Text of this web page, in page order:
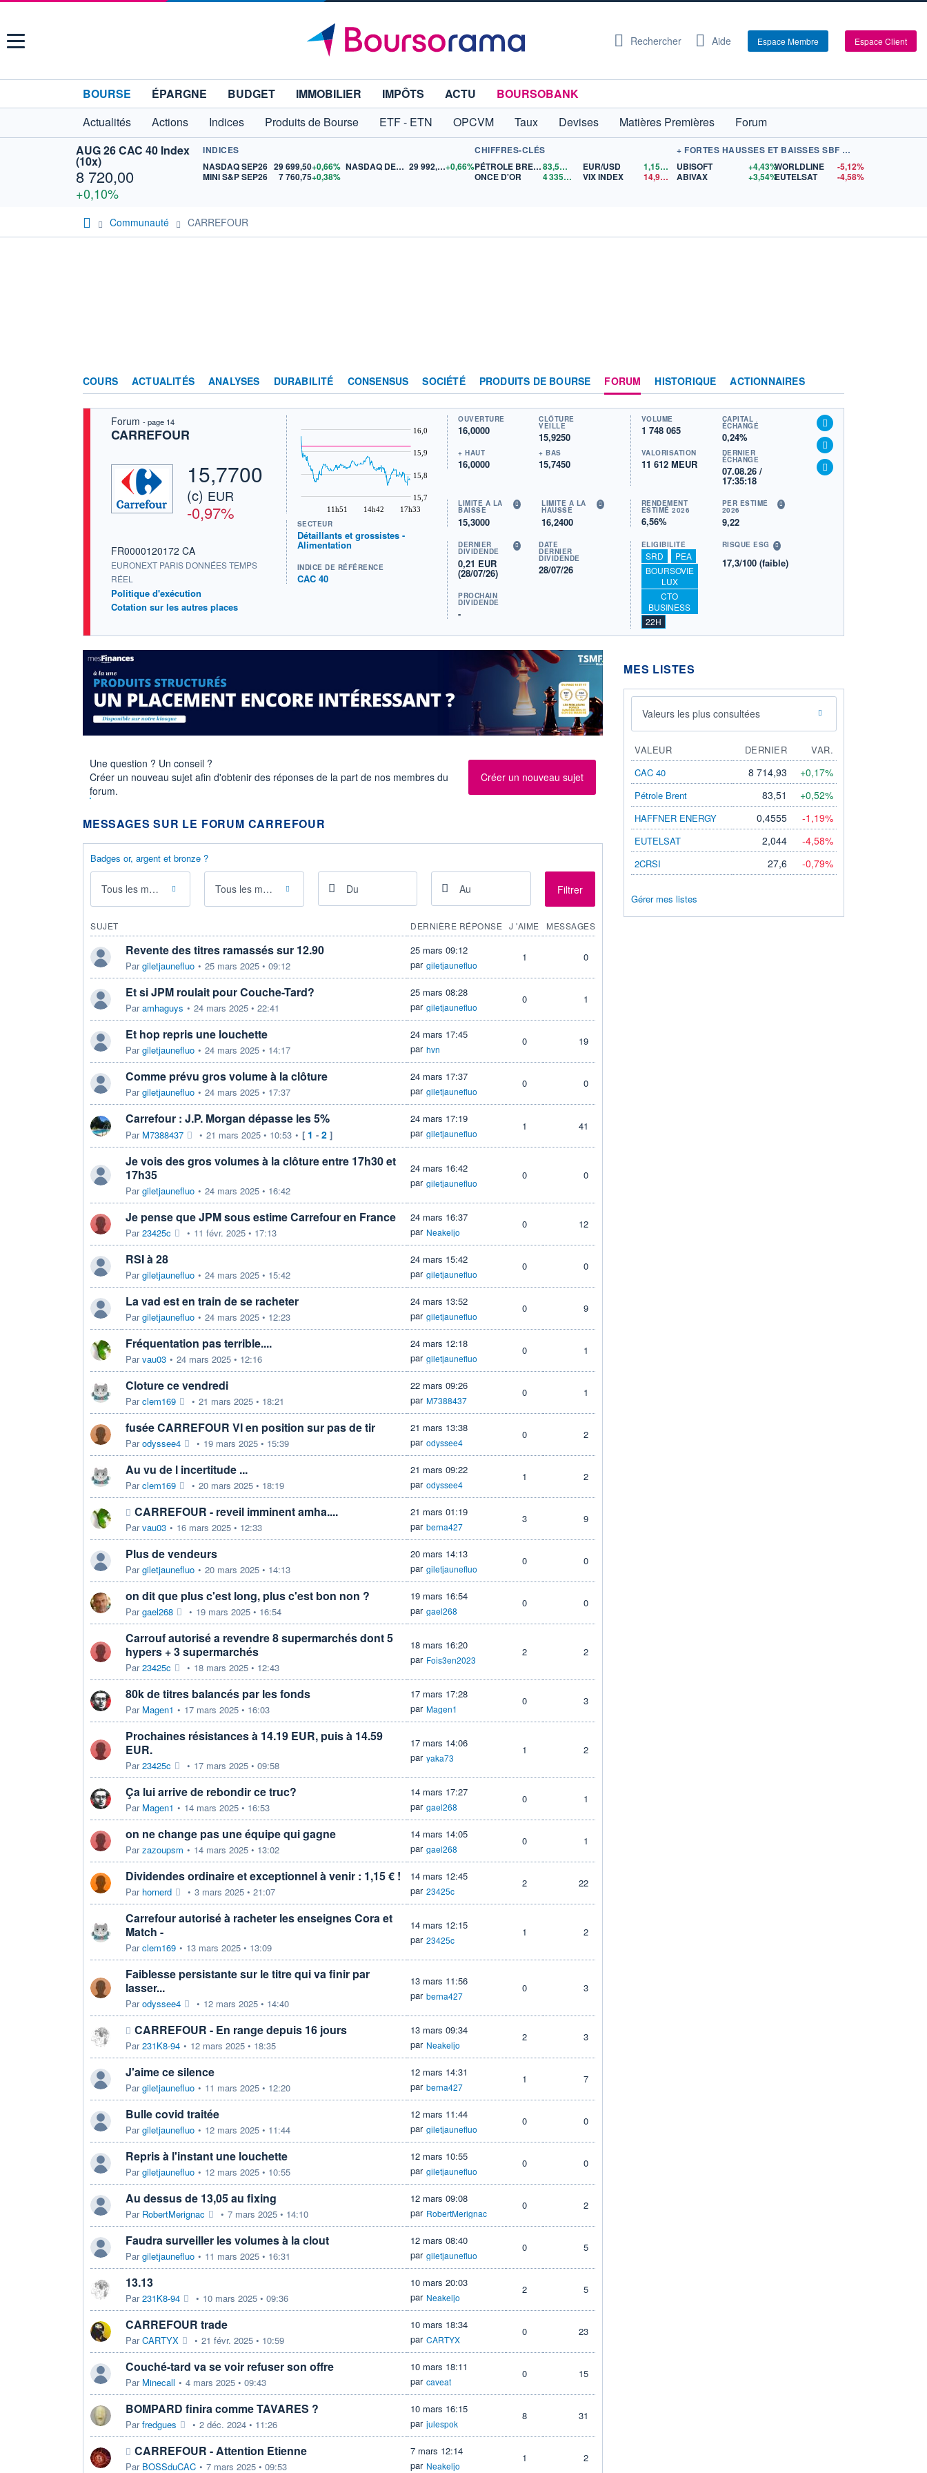
Menu Rechercher Aide Espace Membre Espace Client
BOURSE ÉPARGNE BUDGET IMMOBILIER IMPÔTS ACTU
BOURSOBANK
Actualités
Actions Indices Produits de Bourse ETF - ETN OPCVM Taux Devises Matières Premières
Forum
AUG 26 CAC 40 Index
(10x)
8 720,00
+0,10%
INDICES
NASDAQ SEP26 29 699,50+0,66%
MINI S&P SEP26
7 760,75+0,38%
NASDAQ DEC26 29 992,50+0,66%
CHIFFRES-CLÉS
PÉTROLE BRENT
83,52$US
ONCE D'OR
4 335,86 $US
EUR/USD 1,1566
$US
VIX INDEX
14,90$US
+ FORTES HAUSSES ET BAISSES SBF 120
UBISOFT
+4,43%
ABIVAX
+3,54%
WORLDLINE
-5,12%
EUTELSAT
-4,58%
Communauté CARREFOUR
COURS ACTUALITÉS ANALYSES DURABILITÉ CONSENSUS SOCIÉTÉ PRODUITS DE BOURSE FORUM HISTORIQUE ACTIONNAIRES
Forum - page 14
CARREFOUR
15,7700
(c) EUR
-0,97%
FR0000120172 CA
EURONEXT PARIS DONNÉES TEMPS
RÉEL
Politique d'exécution
Cotation sur les autres places
11h51 14h42 17h33
15,7
15,8
15,9
16,0
SECTEUR
Détaillants et grossistes -
Alimentation
INDICE DE RÉFÉRENCE
CAC 40
OUVERTURE
16,0000
CLÔTURE
VEILLE
15,9250
+ HAUT
16,0000
+ BAS
15,7450
VOLUME
1 748 065
CAPITAL
ÉCHANGÉ
0,24%
VALORISATION
11 612 MEUR
DERNIER
ÉCHANGE
07.08.26 /
17:35:18
LIMITE À LA
BAISSE
15,3000
LIMITE À LA
HAUSSE
16,2400
RENDEMENT
ESTIMÉ 2026
6,56%
PER ESTIMÉ
2026
9,22
DERNIER
DIVIDENDE
0,21 EUR
(28/07/26)
DATE
DERNIER
DIVIDENDE
28/07/26
PROCHAIN
DIVIDENDE
-
ÉLIGIBILITÉ
SRD
PEA
BOURSOVIE
LUX
CTO
BUSINESS
22H
RISQUE ESG
17,3/100 (faible)
Une question ? Un conseil ?
Créer un nouveau sujet afin d'obtenir des réponses de la part de nos membres du
forum.
Créer un nouveau sujet
MESSAGES SUR LE FORUM CARREFOUR
Badges or, argent et bronze ?
Tous les messages Tous les membres Filtrer
SUJET DERNIÈRE RÉPONSE J 'AIME MESSAGES
Revente des titres ramassés sur 12.90
Pargiletjaunefluo • 25 mars 2025 • 09:12
25 mars 09:12
par giletjaunefluo
1 0
Et si JPM roulait pour Couche-Tard?
Paramhaguys • 24 mars 2025 • 22:41
25 mars 08:28
par giletjaunefluo
0 1
Et hop repris une louchette
Pargiletjaunefluo • 24 mars 2025 • 14:17
24 mars 17:45
par hvn
0 19
Comme prévu gros volume à la clôture
Pargiletjaunefluo • 24 mars 2025 • 17:37
24 mars 17:37
par giletjaunefluo
0 0
Carrefour : J.P. Morgan dépasse les 5%
Par M7388437 • 21 mars 2025 • 10:53 • [ 1 - 2 ]
24 mars 17:19
par giletjaunefluo
1 41
Je vois des gros volumes à la clôture entre 17h30 et
17h35
Pargiletjaunefluo • 24 mars 2025 • 16:42
24 mars 16:42
par giletjaunefluo
0 0
Je pense que JPM sous estime Carrefour en France
Par23425c • 11 févr. 2025 • 17:13
24 mars 16:37
par Neakeljo
0 12
RSI à 28
Pargiletjaunefluo • 24 mars 2025 • 15:42
24 mars 15:42
par giletjaunefluo
0 0
La vad est en train de se racheter
Pargiletjaunefluo • 24 mars 2025 • 12:23
24 mars 13:52
par giletjaunefluo
0 9
Fréquentation pas terrible....
Parvau03 • 24 mars 2025 • 12:16
24 mars 12:18
par giletjaunefluo
0 1
Cloture ce vendredi
Parclem169 • 21 mars 2025 • 18:21
22 mars 09:26
par M7388437
0 1
fusée CARREFOUR VI en position sur pas de tir
Parodyssee4 • 19 mars 2025 • 15:39
21 mars 13:38
par odyssee4
0 2
Au vu de l incertitude ...
Parclem169 • 20 mars 2025 • 18:19
21 mars 09:22
par odyssee4
1 2
CARREFOUR - reveil imminent amha....
Parvau03 • 16 mars 2025 • 12:33
21 mars 01:19
par berna427
3 9
Plus de vendeurs
Pargiletjaunefluo • 20 mars 2025 • 14:13
20 mars 14:13
par giletjaunefluo
0 0
on dit que plus c'est long, plus c'est bon non ?
Pargael268 • 19 mars 2025 • 16:54
19 mars 16:54
par gael268
0 0
Carrouf autorisé a revendre 8 supermarchés dont 5
hypers + 3 supermarchés
Par23425c • 18 mars 2025 • 12:43
18 mars 16:20
par Fois3en2023
2 2
80k de titres balancés par les fonds
Par Magen1 • 17 mars 2025 • 16:03
17 mars 17:28
par Magen1
0 3
Prochaines résistances à 14.19 EUR, puis à 14.59
EUR.
Par23425c • 17 mars 2025 • 09:58
17 mars 14:06
par yaka73
1 2
Ça lui arrive de rebondir ce truc?
Par Magen1 • 14 mars 2025 • 16:53
14 mars 17:27
par gael268
0 1
on ne change pas une équipe qui gagne
Parzazoupsm • 14 mars 2025 • 13:02
14 mars 14:05
par gael268
0 1
Dividendes ordinaire et exceptionnel à venir : 1,15 € !
Par hornerd • 3 mars 2025 • 21:07
14 mars 12:45
par 23425c
2 22
Carrefour autorisé à racheter les enseignes Cora et
Match -
Parclem169 • 13 mars 2025 • 13:09
14 mars 12:15
par 23425c
1 2
Faiblesse persistante sur le titre qui va finir par
lasser...
Parodyssee4 • 12 mars 2025 • 14:40
13 mars 11:56
par berna427
0 3
CARREFOUR - En range depuis 16 jours
Par231K8-94 • 12 mars 2025 • 18:35
13 mars 09:34
par Neakeljo
2 3
J'aime ce silence
Pargiletjaunefluo • 11 mars 2025 • 12:20
12 mars 14:31
par berna427
1 7
Bulle covid traitée
Pargiletjaunefluo • 12 mars 2025 • 11:44
12 mars 11:44
par giletjaunefluo
0 0
Repris à l'instant une louchette
Pargiletjaunefluo • 12 mars 2025 • 10:55
12 mars 10:55
par giletjaunefluo
0 0
Au dessus de 13,05 au fixing
Par RobertMerignac • 7 mars 2025 • 14:10
12 mars 09:08
par RobertMerignac
0 2
Faudra surveiller les volumes à la clout
Pargiletjaunefluo • 11 mars 2025 • 16:31
12 mars 08:40
par giletjaunefluo
0 5
13.13
Par231K8-94 • 10 mars 2025 • 09:36
10 mars 20:03
par Neakeljo
2 5
CARREFOUR trade
ParCARTYX • 21 févr. 2025 • 10:59
10 mars 18:34
par CARTYX
0 23
Couché-tard va se voir refuser son offre
Par Minecall • 4 mars 2025 • 09:43
10 mars 18:11
par caveat
0 15
BOMPARD finira comme TAVARES ?
Parfredgues • 2 déc. 2024 • 11:26
10 mars 16:15
par julespok
8 31
CARREFOUR - Attention Etienne
Par BOSSduCAC • 7 mars 2025 • 09:53
7 mars 12:14
par Neakeljo
1 2
MES LISTES
Valeurs les plus consultées
VALEUR DERNIER
VAR.
CAC 40
8 714,93 +0,17%
Pétrole Brent 83,51 +0,52%
HAFFNER ENERGY 0,4555 -1,19%
EUTELSAT 2,044 -4,58%
2CRSI 27,6 -0,79%
Gérer mes listes